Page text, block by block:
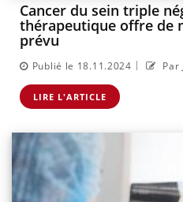
Cancer du sein triple
thérapeutique offre de
prévu
Publié le 18.11.2024 | Par
LIRE L'ARTICLE